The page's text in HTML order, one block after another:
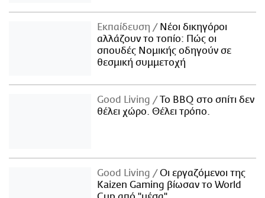
Εκπαίδευση
Νέοι δικηγόροι
αλλάζουν το τοπίο: Πώς οι
σπουδές Νομικής οδηγούν σε
θεσμική συμμετοχή
Good Living
Το BBQ στο σπίτι δεν
θέλει χώρο. Θέλει τρόπο.
Good Living
Οι εργαζόμενοι της
Kaizen Gaming βίωσαν το World